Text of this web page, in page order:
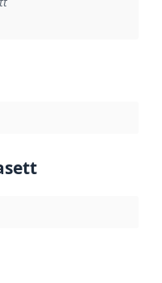
implementasjonsregel